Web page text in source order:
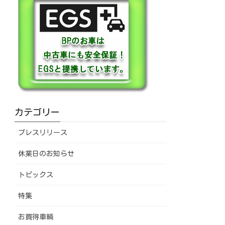
カテゴリー
プレスリリース
休業日のお知らせ
トピックス
特集
お買得車輌